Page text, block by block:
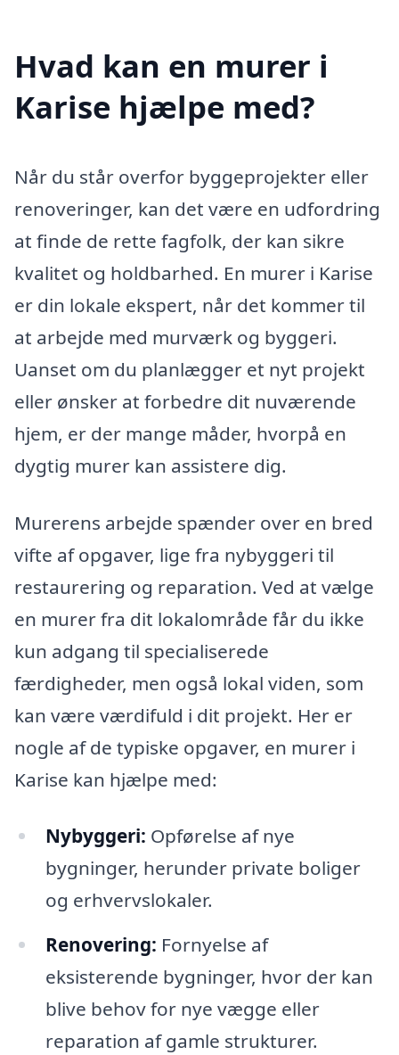
Hvad kan en murer i
Karise hjælpe med?
Når du står overfor byggeprojekter eller
renoveringer, kan det være en udfordring
at finde de rette fagfolk, der kan sikre
kvalitet og holdbarhed. En murer i Karise
er din lokale ekspert, når det kommer til
at arbejde med murværk og byggeri.
Uanset om du planlægger et nyt projekt
eller ønsker at forbedre dit nuværende
hjem, er der mange måder, hvorpå en
dygtig murer kan assistere dig.
Murerens arbejde spænder over en bred
vifte af opgaver, lige fra nybyggeri til
restaurering og reparation. Ved at vælge
en murer fra dit lokalområde får du ikke
kun adgang til specialiserede
færdigheder, men også lokal viden, som
kan være værdifuld i dit projekt. Her er
nogle af de typiske opgaver, en murer i
Karise kan hjælpe med:
Nybyggeri: Opførelse af nye
bygninger, herunder private boliger
og erhvervslokaler.
Renovering: Fornyelse af
eksisterende bygninger, hvor der kan
blive behov for nye vægge eller
reparation af gamle strukturer.